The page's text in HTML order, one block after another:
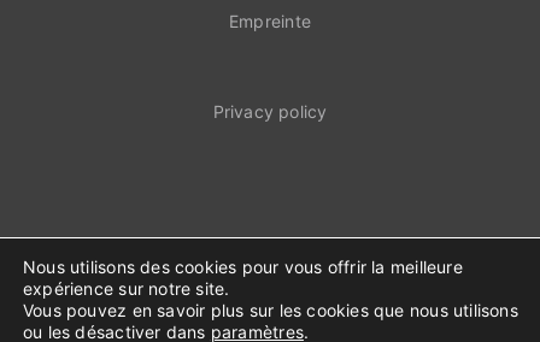
Empreinte
Privacy policy
© Hydrowatt 2023
Nous utilisons des cookies pour vous offrir la meilleure
expérience sur notre site.
Vous pouvez en savoir plus sur les cookies que nous utilisons
ou les désactiver dans paramètres.